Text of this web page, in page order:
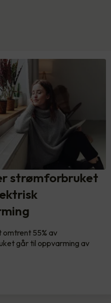
strømforbruket
omtrent 55% av
går til oppvarming av